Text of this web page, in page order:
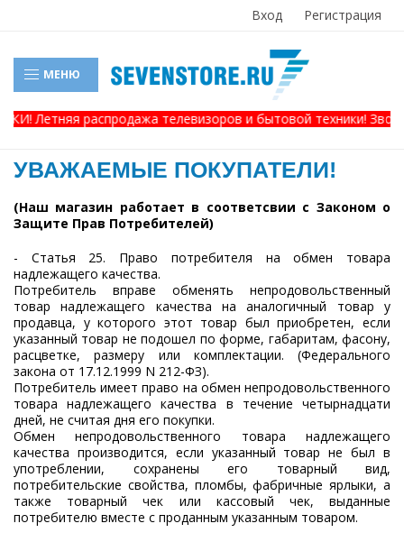
Вход Регистрация
МЕНЮ
Летняя распродажа телевизоров и бытовой техники!
УВАЖАЕМЫЕ ПОКУПАТЕЛИ!
(Наш магазин работает в соответсвии с Законом о
Защите Прав Потребителей)
- Статья 25. Право потребителя на обмен товара
надлежащего качества.
Потребитель вправе обменять непродовольственный
товар надлежащего качества на аналогичный товар у
продавца, у которого этот товар был приобретен, если
указанный товар не подошел по форме, габаритам, фасону,
расцветке, размеру или комплектации. (Федерального
закона от 17.12.1999 N 212-ФЗ).
Потребитель имеет право на обмен непродовольственного
товара надлежащего качества в течение четырнадцати
дней, не считая дня его покупки.
Обмен непродовольственного товара надлежащего
качества производится, если указанный товар не был в
употреблении, сохранены его товарный вид,
потребительские свойства, пломбы, фабричные ярлыки, а
также товарный чек или кассовый чек, выданные
потребителю вместе с проданным указанным товаром.